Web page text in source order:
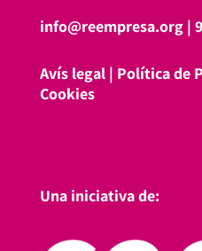
info@reempresa.org|
Avís legal| Política de
Cookies
Una iniciativa de: